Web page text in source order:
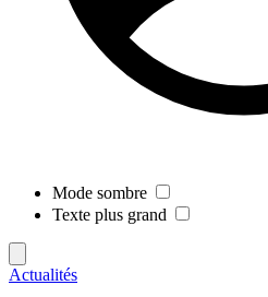
Mode sombre
Texte plus grand
Actualités